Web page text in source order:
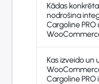
Kādas
nodrošina
Cargoline PRO
Kas izveido un
Cargoline